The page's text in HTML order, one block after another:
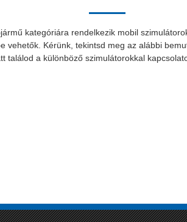
kategóriára rendelkezik mobil
vehetők. Kérünk, tekintsd meg az alábbi
találod a különböző szimulátorokkal